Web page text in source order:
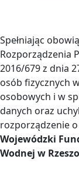
Spełniając
Rozporządzenia
2016/679 z dnia
osób fizycznych
osobowych i w
danych oraz
rozporządzenie
Wojewódzki
Wodnej w